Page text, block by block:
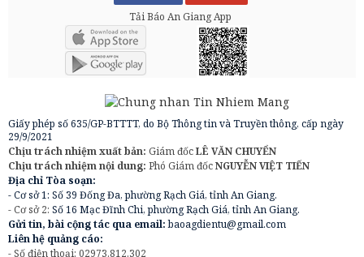
Tải Báo An Giang App
Giấy phép số 635/GP-BTTTT, do Bộ Thông tin và Truyền thông, cấp ngày
29/9/2021
Chịu trách nhiệm xuất bản: Giám đốcLÊ VĂN CHUYỂN
Chịu trách nhiệm nội dung: Phó Giám đốcNGUYỄN VIỆT TIẾN
Địa chỉ Tòa soạn:
- Cơ sở 1: Số 39 Đống Đa, phường Rạch Giá, tỉnh An Giang.
- Cơ sở 2: Số 16 Mạc Đĩnh Chi, phường Rạch Giá, tỉnh An Giang.
Gửi tin, bài cộng tác qua email:baoagdientu@gmail.com
Liên hệ quảng cáo:
- Số điện thoại: 02973.812.302